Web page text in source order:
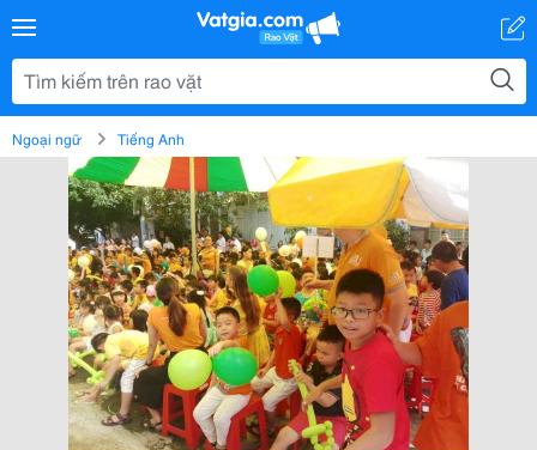
Ngoại ngữ Tiếng Anh